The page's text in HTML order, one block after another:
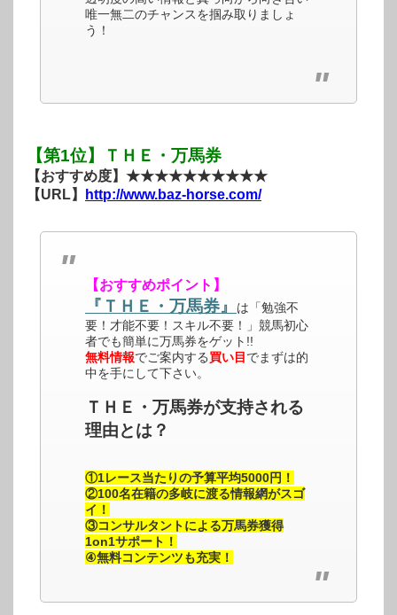
唯一無二のチャンスを掴み取りましょ
う！
【第1位】ＴＨＥ・万馬券
【おすすめ度】★★★★★★★★★★
【URL】
http://www.baz-horse.com/
【おすすめポイント】
『ＴＨＥ・万馬券』
は「勉強不
要！才能不要！スキル不要！」競馬初心
者でも簡単に万馬券をゲット!!
無料情報でご案内する買い目 でまずは的
中を手にして下さい。
ＴＨＥ・万馬券が支持される
理由とは？
①1レース当たりの予算平均5000円！
②100名在籍の多岐に渡る情報網がスゴ
イ！
③コンサルタントによる万馬券獲得
1on1サポート！
④無料コンテンツも充実！